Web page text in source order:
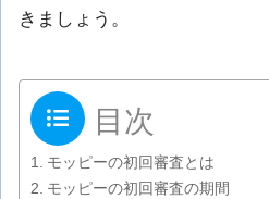
きましょう。
目次
モッピーの初回審査とは
モッピーの初回審査の期間